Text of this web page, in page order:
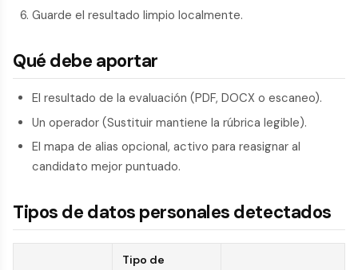
Guarde el resultado limpio localmente.
Qué debe aportar
El resultado de la evaluación (PDF, DOCX o escaneo).
Un operador (Sustituir mantiene la rúbrica legible).
El mapa de alias opcional, activo para reasignar al
candidato mejor puntuado.
Tipos de datos personales detectados
Tipo de